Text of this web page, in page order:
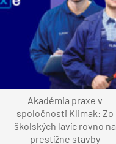
Akadémia praxe v
spoločnosti Klimak: Zo
školských lavíc rovno na
prestížne stavby